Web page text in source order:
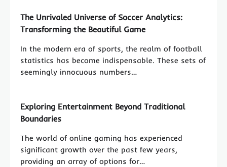
The Unrivaled Universe of Soccer Analytics:
Transforming the Beautiful Game
In the modern era of sports, the realm of football
statistics has become indispensable. These sets of
seemingly innocuous numbers…
Exploring Entertainment Beyond Traditional
Boundaries
The world of online gaming has experienced
significant growth over the past few years,
providing an array of options for…